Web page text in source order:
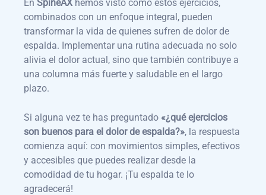
En SpineAX hemos visto cómo estos ejercicios,
combinados con un enfoque integral, pueden
transformar la vida de quienes sufren de dolor de
espalda. Implementar una rutina adecuada no solo
alivia el dolor actual, sino que también contribuye a
una columna más fuerte y saludable en el largo
plazo.
Si alguna vez te has preguntado «¿qué ejercicios
son buenos para el dolor de espalda?», la respuesta
comienza aquí: con movimientos simples, efectivos
y accesibles que puedes realizar desde la
comodidad de tu hogar. ¡Tu espalda te lo
agradecerá!